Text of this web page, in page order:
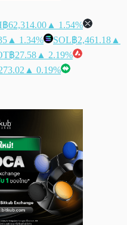
฿62,314.00 ▲ 1.54%
▲ 1.34% SOL฿2,461.18 ▲
฿27.58 ▲ 2.19%
▲ 0.19%